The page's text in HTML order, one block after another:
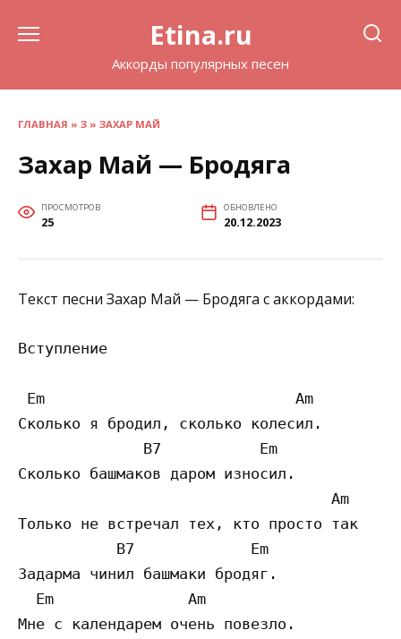
Etina.ru
Аккорды популярных песен
ГЛАВНАЯ » З » ЗАХАР МАЙ
Захар Май — Бродяга
ПРОСМОТРОВ
25
ОБНОВЛЕНО
20.12.2023
Текст песни Захар Май — Бродяга с аккордами:
Вступление
Em                            Am
Сколько я бродил, сколько колесил.
              B7           Em
Сколько башмаков даром износил.
                                   Am
Только не встречал тех, кто просто так
           B7             Em
Задарма чинил башмаки бродяг.
  Em               Am
Мне с календарем очень повезло.